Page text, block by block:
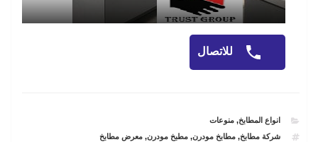
للاتصال
CATEGORIES
انواع المطابخ,منوعات
TAGS
شركة مطابخ,مطابخ مودرن,مطبخ مودرن,معرض مطابخ